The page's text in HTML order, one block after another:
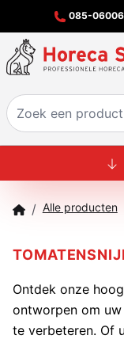
085-
/ Alle producten
Ontdek onze
ontworpen om
te verbeteren. Of